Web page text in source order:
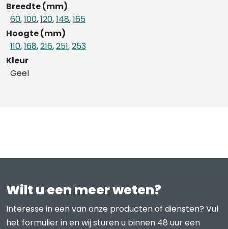
Breedte (mm)
60,100,120,148,165
Hoogte (mm)
110,168,216,251,253
Kleur
Geel
Wilt u een meer weten?
Interesse in een van onze producten of diensten? Vul
het formulier in en wij sturen u binnen 48 uur een